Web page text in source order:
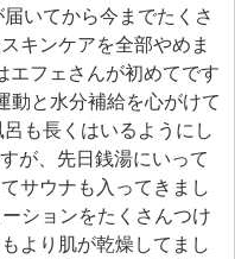
いてから今までたくさ
キンケアを全部やめま
エフェさんが初めてです
と水分補給を心がけて
も長くはいるようにし
が、先日銭湯にいって
サウナも入ってきまし
ションをたくさんつけ
より肌が乾燥してまし